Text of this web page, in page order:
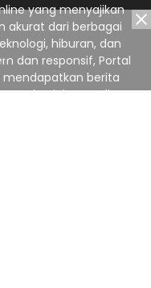
yang menyajikan
akurat dari berbagai
hiburan, dan
dan responsif, Portal
berita
dan jelas. Tagline: